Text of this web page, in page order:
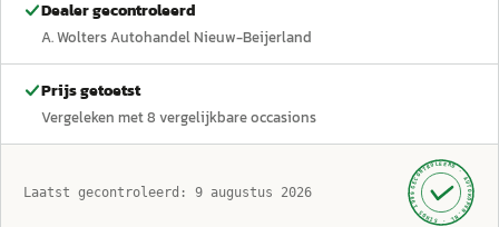
Dealer gecontroleerd
A. Wolters Autohandel Nieuw-Beijerland
Prijs getoetst
Vergeleken met8 vergelijkbare occasions
Laatst gecontroleerd: 9 augustus 2026 GECONTROLEERD ·
AUTOKOPEN.NL
· SINDS 1999 ·